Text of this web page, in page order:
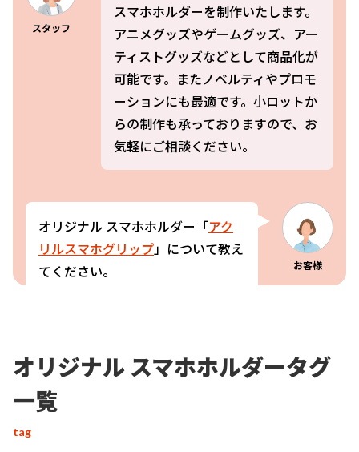
スタッフ
スマホホルダーを制作いたします。
アニメグッズやゲームグッズ、アー
ティストグッズなどとして商品化が
可能です。またノベルティやプロモ
ーションにも最適です。小ロットか
らの制作も承っておりますので、お
気軽にご相談ください。
お客様
オリジナル スマホホルダー「アク
リルスマホグリップ」について教え
てください。
スタッフ
「 アクリルスマホグリップ」は、ス
オリジナル スマホホルダータグ
一覧
tag